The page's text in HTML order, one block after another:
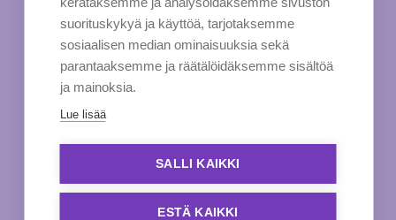
suorituskykyä ja käyttöä, tarjotaksemme
sosiaalisen median ominaisuuksia sekä
parantaaksemme ja räätälöidäksemme sisältöä
ja mainoksia.
Lue lisää
SALLI KAIKKI
ESTÄ KAIKKI